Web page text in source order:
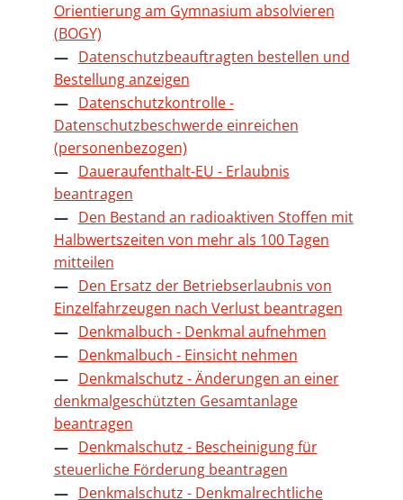
Orientierung am Gymnasium absolvieren
(BOGY)
Datenschutzbeauftragten bestellen und
Bestellung anzeigen
Datenschutzkontrolle -
Datenschutzbeschwerde einreichen
(personenbezogen)
Daueraufenthalt-EU - Erlaubnis
beantragen
Den Bestand an radioaktiven Stoffen mit
Halbwertszeiten von mehr als 100 Tagen
mitteilen
Den Ersatz der Betriebserlaubnis von
Einzelfahrzeugen nach Verlust beantragen
Denkmalbuch - Denkmal aufnehmen
Denkmalbuch - Einsicht nehmen
Denkmalschutz - Änderungen an einer
denkmalgeschützten Gesamtanlage
beantragen
Denkmalschutz - Bescheinigung für
steuerliche Förderung beantragen
Denkmalschutz - Denkmalrechtliche